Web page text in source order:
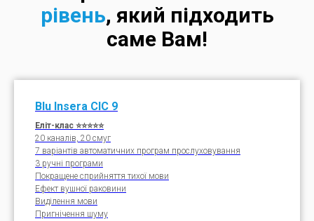
рівень, який підходить
саме Вам!
Blu Insera CIC 9
Еліт-клас ⭐⭐⭐⭐⭐
20 каналів, 20 смуг
7 варіантів автоматичних програм прослуховування
3 ручні програми
Покращене сприйняття тихої мови
Ефект вушної раковини
Виділення мови
Пригнічення шуму